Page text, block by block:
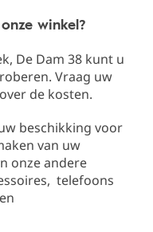
winkel?
De Dam 38​ kunt u
Vraag uw
de kosten.
beschikking ​​voor
van uw
onze andere
telefoons